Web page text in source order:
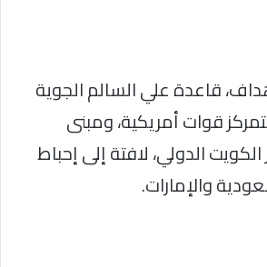
قاعدة علي السالم الجوية
قوات أمريكية، ومبنى
الدولي، لافتة إلى إحباط
والإمارات.